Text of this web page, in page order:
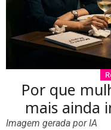
Por que
mais ainda
Imagem gerada por IA